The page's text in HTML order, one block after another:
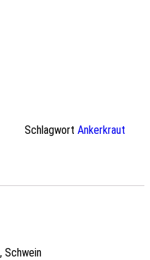
Schlagwort Ankerkraut
Schwein